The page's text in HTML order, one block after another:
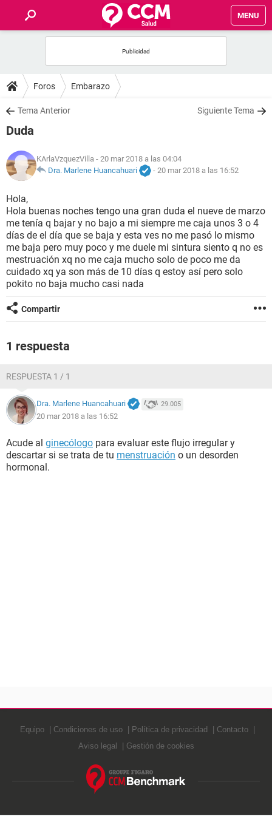
MENU
FOROS
SALUD
NUTRICIÓN
BIENESTAR
SEXUALIDAD
GLOSARIO
Foros Embarazo
Tema Anterior Siguiente Tema
Duda
KArlaVzquezVilla - 20 mar 2018 a las 04:04
Dra. Marlene Huancahuari
- 20 mar 2018 a las 16:52
Hola,
Hola buenas noches tengo una gran duda el nueve de marzo
me tenía q bajar y no bajo a mi siempre me caja unos 3 o 4
días de el día que se baja y esta ves no me pasó lo mismo
me baja pero muy poco y me duele mi sintura siento q no es
mestruación xq no me caja mucho solo de poco me da
cuidado xq ya son más de 10 días q estoy así pero solo
pokito no baja mucho casi nada
Compartir
1 respuesta
RESPUESTA 1 / 1
Dra. Marlene Huancahuari 29.005
20 mar 2018 a las 16:52
Acude al ginecólogo para evaluar este flujo irregular y
descartar si se trata de tu menstruación o un desorden
hormonal.
Equipo Condiciones de uso Política de privacidad
Contacto
Aviso legal
Gestión de cookies